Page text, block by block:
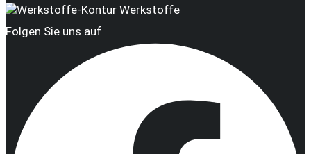
Werkstoffe
Folgen Sie uns auf